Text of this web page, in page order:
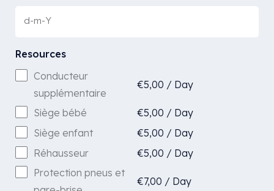
Resources
Conducteur
supplémentaire
€5,00 / Day
Siège bébé €5,00 / Day
Siège enfant
€5,00 / Day
Réhausseur
€5,00 / Day
Protection pneus et
€7,00 / Day